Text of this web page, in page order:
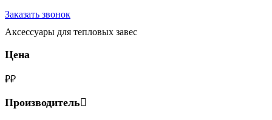
Заказать звонок
Аксессуары для тепловых завес
Цена
₽₽
Производитель